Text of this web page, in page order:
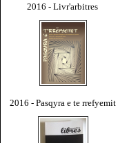
2016 - Livr'arbitres
2016 - Pasqyra e te rrefyemit